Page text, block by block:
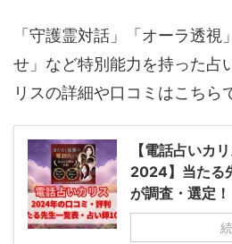
「守護霊対話」「オーラ透
せ」など特別能力を持った占
リスの詳細や口コミはこちら
【電話占いカ
2024】当たる
が調査・選定！